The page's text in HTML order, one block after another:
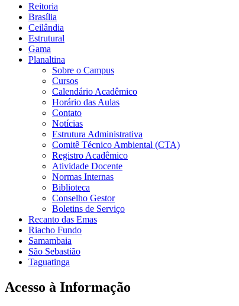
Reitoria
Brasília
Ceilândia
Estrutural
Gama
Planaltina
Sobre o Campus
Cursos
Calendário Acadêmico
Horário das Aulas
Contato
Notícias
Estrutura Administrativa
Comitê Técnico Ambiental (CTA)
Registro Acadêmico
Atividade Docente
Normas Internas
Biblioteca
Conselho Gestor
Boletins de Serviço
Recanto das Emas
Riacho Fundo
Samambaia
São Sebastião
Taguatinga
Acesso à Informação